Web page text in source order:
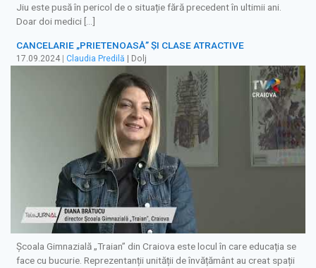
Jiu este pusă în pericol de o situație fără precedent în ultimii ani.
Doar doi medici […]
CANCELARIE „PRIETENOASĂ” ȘI CLASE ATRACTIVE
17.09.2024 Claudia Predilă | Dolj
Școala Gimnazială „Traian” din Craiova este locul în care educația se
face cu bucurie. Reprezentanții unității de învățământ au creat spații